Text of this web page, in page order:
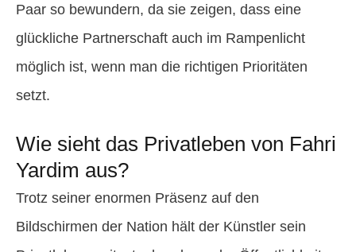
Paar so bewundern, da sie zeigen, dass eine
glückliche Partnerschaft auch im Rampenlicht
möglich ist, wenn man die richtigen Prioritäten
setzt.
Wie sieht das Privatleben von Fahri
Yardim aus?
Trotz seiner enormen Präsenz auf den
Bildschirmen der Nation hält der Künstler sein